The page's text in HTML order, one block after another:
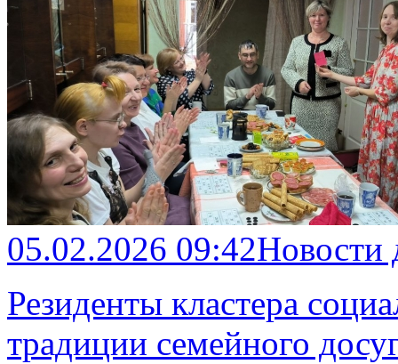
05.02.2026 09:42
Резиденты кластера
традиции семейного